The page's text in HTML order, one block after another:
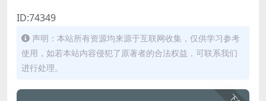
ID:74349
声明：本站所有资源均来源于互联网收集，仅供学习参考
使用，如若本站内容侵犯了原著者的合法权益，可联系我们
进行处理。